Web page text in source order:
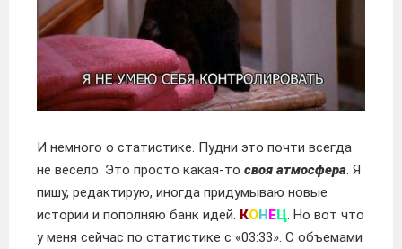
И немного о статистике. Пудни это почти всегда
не весело. Это просто какая-то своя атмосфера. Я
пишу, редактирую, иногда придумываю новые
истории и пополняю банк идей. КОНЕЦ. Но вот что
у меня сейчас по статистике с «03:33». С объемами